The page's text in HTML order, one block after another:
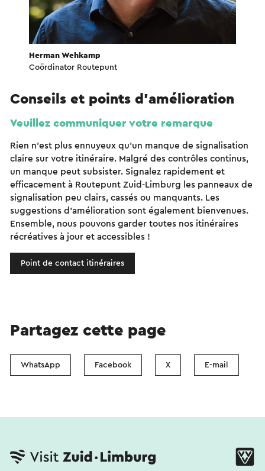
Herman Wehkamp
Coördinator Routepunt
Conseils et points d'amélioration
Veuillez communiquer votre remarque
Rien n'est plus ennuyeux qu'un manque de signalisation
claire sur votre itinéraire. Malgré des contrôles continus,
un manque peut subsister. Signalez rapidement et
efficacement à Routepunt Zuid-Limburg les panneaux de
signalisation peu clairs, cassés ou manquants. Les
suggestions d'amélioration sont également bienvenues.
Ensemble, nous pouvons garder toutes nos itinéraires
récréatives à jour et accessibles !
Point de contact itinéraires
Partagez cette page
WhatsApp Facebook X E-mail